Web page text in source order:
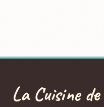
La Cuisine